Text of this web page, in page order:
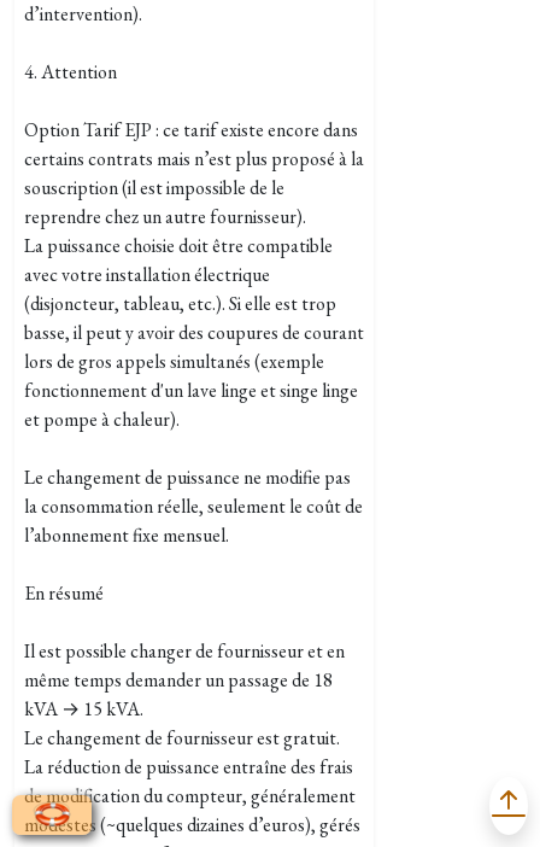
d’intervention).
4. Attention
Option Tarif EJP : ce tarif existe encore dans
certains contrats mais n’est plus proposé à la
souscription (il est impossible de le
reprendre chez un autre fournisseur).
La puissance choisie doit être compatible
avec votre installation électrique
(disjoncteur, tableau, etc.). Si elle est trop
basse, il peut y avoir des coupures de courant
lors de gros appels simultanés (exemple
fonctionnement d'un lave linge et singe linge
et pompe à chaleur).
Le changement de puissance ne modifie pas
la consommation réelle, seulement le coût de
l’abonnement fixe mensuel.
En résumé
Il est possible changer de fournisseur et en
même temps demander un passage de 18
kVA → 15 kVA.
Le changement de fournisseur est gratuit.
La réduction de puissance entraîne des frais
de modification du compteur, généralement
modestes (~quelques dizaines d’euros), gérés